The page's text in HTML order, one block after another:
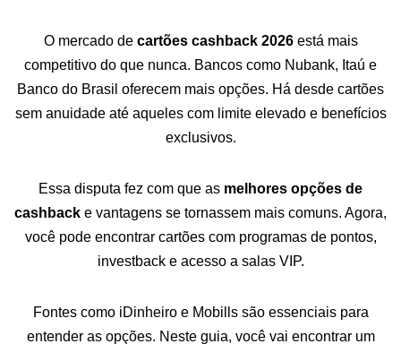
O mercado de cartões cashback 2026está mais
competitivo do que nunca. Bancos como Nubank, Itaú e
Banco do Brasil oferecem mais opções. Há desde cartões
sem anuidade até aqueles com limite elevado e benefícios
exclusivos.
Essa disputa fez com que as melhores opções de
cashback e vantagens se tornassem mais comuns. Agora,
você pode encontrar cartões com programas de pontos,
investback e acesso a salas VIP.
Fontes como iDinheiro e Mobills são essenciais para
entender as opções. Neste guia, você vai encontrar um